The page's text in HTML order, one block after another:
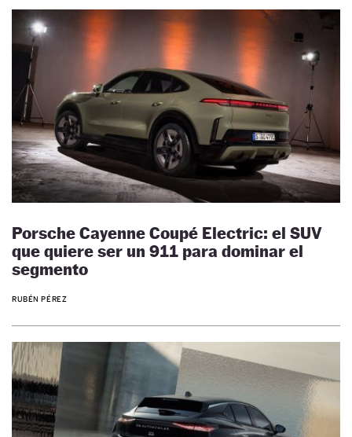
Porsche Cayenne Coupé Electric: el SUV
que quiere ser un 911 para dominar el
segmento
RUBÉN PÉREZ